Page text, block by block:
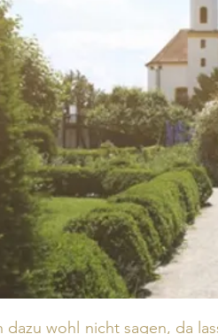
dazu wohl nicht sagen, da